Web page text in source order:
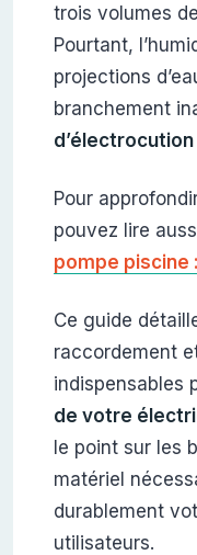
trois volumes
Pourtant,
projections
branchement
Pour
pouvez lire
pompe piscine
Ce guide
raccordement
indispensables
de votre
le point sur les
matériel
durablement
utilisateurs.